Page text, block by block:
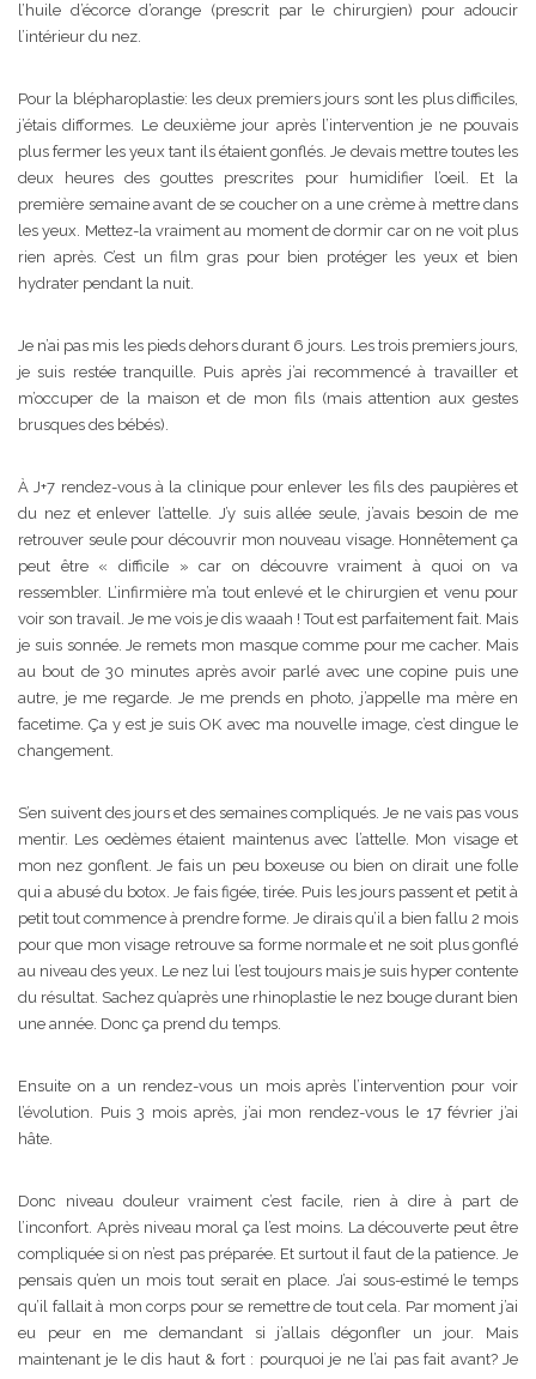
l’huile d’écorce d’orange (prescrit par le chirurgien) pour adoucir
l’intérieur du nez.
Pour la blépharoplastie: les deux premiers jours sont les plus difficiles,
j’étais difformes. Le deuxième jour après l’intervention je ne pouvais
plus fermer les yeux tant ils étaient gonflés. Je devais mettre toutes les
deux heures des gouttes prescrites pour humidifier l’oeil. Et la
première semaine avant de se coucher on a une crème à mettre dans
les yeux. Mettez-la vraiment au moment de dormir car on ne voit plus
rien après. C’est un film gras pour bien protéger les yeux et bien
hydrater pendant la nuit.
Je n’ai pas mis les pieds dehors durant 6 jours. Les trois premiers jours,
je suis restée tranquille. Puis après j’ai recommencé à travailler et
m’occuper de la maison et de mon fils (mais attention aux gestes
brusques des bébés).
À J+7 rendez-vous à la clinique pour enlever les fils des paupières et
du nez et enlever l’attelle. J’y suis allée seule, j’avais besoin de me
retrouver seule pour découvrir mon nouveau visage. Honnêtement ça
peut être « difficile » car on découvre vraiment à quoi on va
ressembler. L’infirmière m’a tout enlevé et le chirurgien et venu pour
voir son travail. Je me vois je dis waaah ! Tout est parfaitement fait. Mais
je suis sonnée. Je remets mon masque comme pour me cacher. Mais
au bout de 30 minutes après avoir parlé avec une copine puis une
autre, je me regarde. Je me prends en photo, j’appelle ma mère en
facetime. Ça y est je suis OK avec ma nouvelle image, c’est dingue le
changement.
S’en suivent des jours et des semaines compliqués. Je ne vais pas vous
mentir. Les oedèmes étaient maintenus avec l’attelle. Mon visage et
mon nez gonflent. Je fais un peu boxeuse ou bien on dirait une folle
qui a abusé du botox. Je fais figée, tirée. Puis les jours passent et petit à
petit tout commence à prendre forme. Je dirais qu’il a bien fallu 2 mois
pour que mon visage retrouve sa forme normale et ne soit plus gonflé
au niveau des yeux. Le nez lui l’est toujours mais je suis hyper contente
du résultat. Sachez qu’après une rhinoplastie le nez bouge durant bien
une année. Donc ça prend du temps.
Ensuite on a un rendez-vous un mois après l’intervention pour voir
l’évolution. Puis 3 mois après, j’ai mon rendez-vous le 17 février j’ai
hâte.
Donc niveau douleur vraiment c’est facile, rien à dire à part de
l’inconfort. Après niveau moral ça l’est moins. La découverte peut être
compliquée si on n’est pas préparée. Et surtout il faut de la patience. Je
pensais qu’en un mois tout serait en place. J’ai sous-estimé le temps
qu’il fallait à mon corps pour se remettre de tout cela. Par moment j’ai
eu peur en me demandant si j’allais dégonfler un jour. Mais
maintenant je le dis haut & fort : pourquoi je ne l’ai pas fait avant? Je